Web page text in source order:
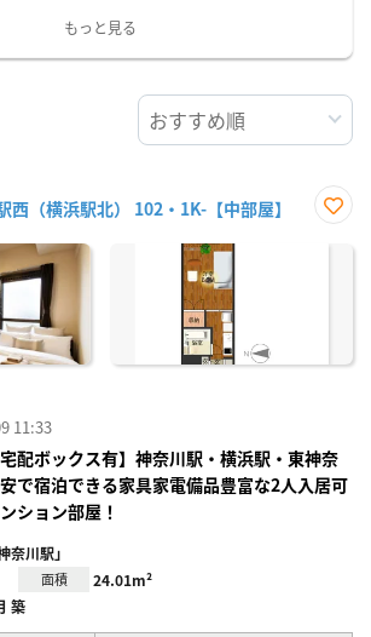
もっと見る
西（横浜駅北） 102・1K-【中部屋】
に入
11:33
宅配ボックス有】神奈川駅・横浜駅・東神奈
で宿泊できる家具家電備品豊富な2人入居可
ション部屋！
奈川駅」
面積 24.01m²
築